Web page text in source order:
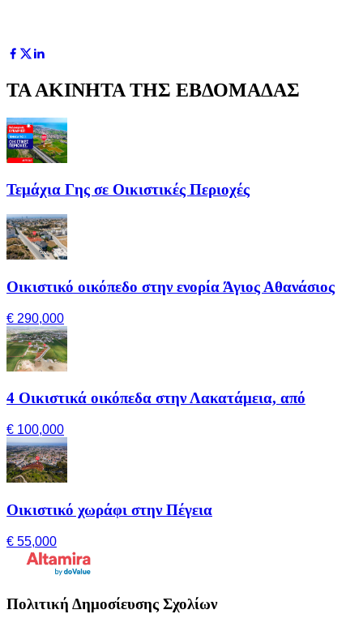
ΤΑ ΑΚΙΝΗΤΑ ΤΗΣ ΕΒΔΟΜΑΔΑΣ
Τεμάχια Γης σε Οικιστικές Περιοχές
Οικιστικό οικόπεδο στην ενορία Άγιος Αθανάσιος
€ 290,000
4 Οικιστικά οικόπεδα στην Λακατάμεια, από
€ 100,000
Οικιστικό χωράφι στην Πέγεια
€ 55,000
Πολιτική Δημοσίευσης Σχολίων